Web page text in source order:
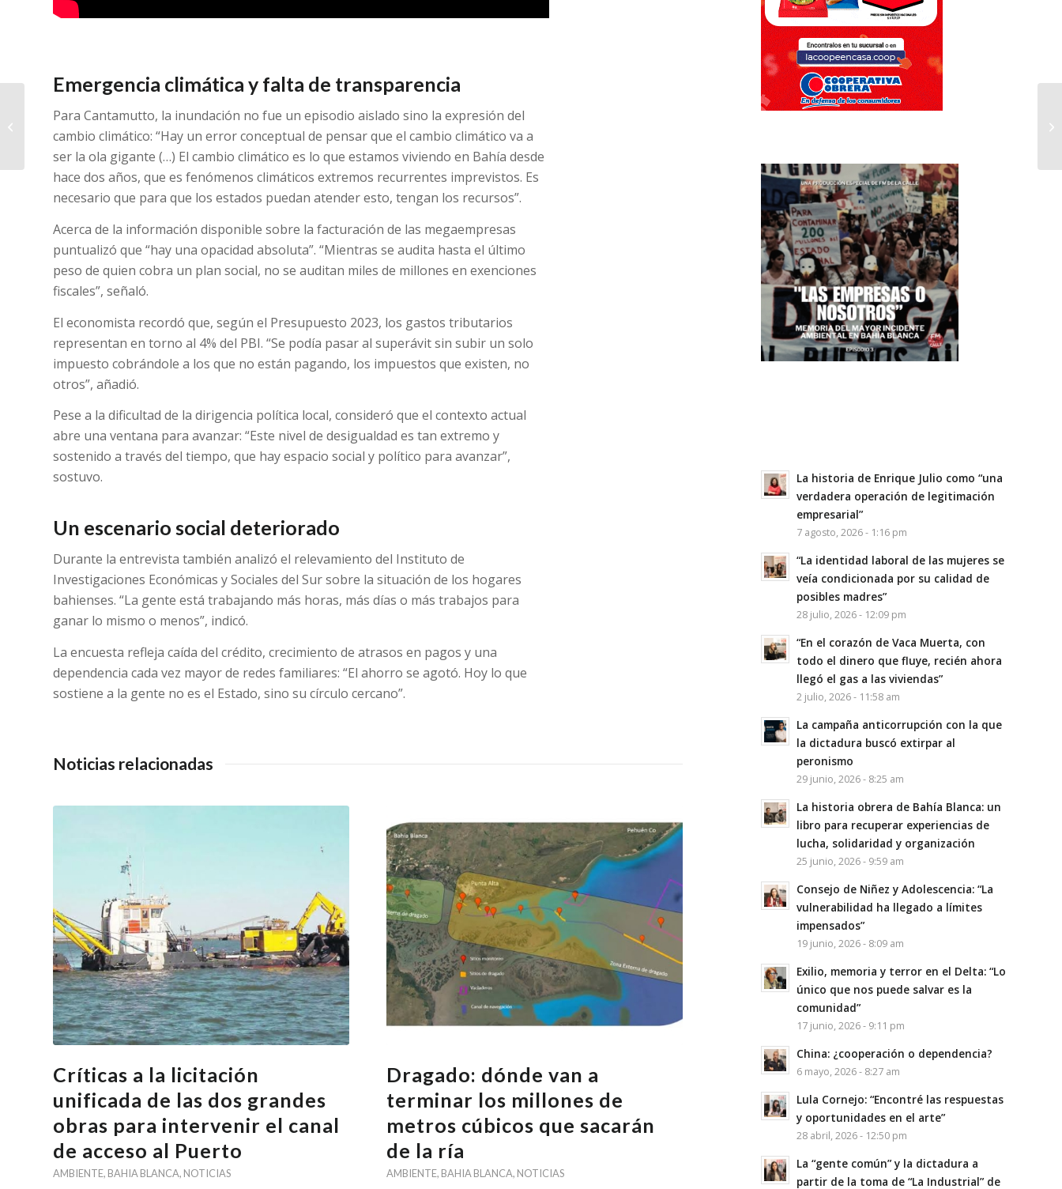
Emergencia climática y falta de transparencia
Para Cantamutto, la inundación no fue un episodio aislado sino la expresión del
cambio climático: “Hay un error conceptual de pensar que el cambio climático va a
ser la ola gigante (…) El cambio climático es lo que estamos viviendo en Bahía desde
hace dos años, que es fenómenos climáticos extremos recurrentes imprevistos. Es
necesario que para que los estados puedan atender esto, tengan los recursos”.
Acerca de la información disponible sobre la facturación de las megaempresas
puntualizó que “hay una opacidad absoluta”. “Mientras se audita hasta el último
peso de quien cobra un plan social, no se auditan miles de millones en exenciones
fiscales”, señaló.
El economista recordó que, según el Presupuesto 2023, los gastos tributarios
representan en torno al 4% del PBI. “Se podía pasar al superávit sin subir un solo
impuesto cobrándole a los que no están pagando, los impuestos que existen, no
otros”, añadió.
Pese a la dificultad de la dirigencia política local, consideró que el contexto actual
abre una ventana para avanzar: “Este nivel de desigualdad es tan extremo y
sostenido a través del tiempo, que hay espacio social y político para avanzar”,
sostuvo.
Un escenario social deteriorado
Durante la entrevista también analizó el relevamiento del Instituto de
Investigaciones Económicas y Sociales del Sur sobre la situación de los hogares
bahienses. “La gente está trabajando más horas, más días o más trabajos para
ganar lo mismo o menos”, indicó.
La encuesta refleja caída del crédito, crecimiento de atrasos en pagos y una
dependencia cada vez mayor de redes familiares: “El ahorro se agotó. Hoy lo que
sostiene a la gente no es el Estado, sino su círculo cercano”.
Noticias relacionadas
Críticas a la licitación
unificada de las dos grandes
obras para intervenir el canal
de acceso al Puerto
AMBIENTE, BAHIA BLANCA, NOTICIAS
Dragado: dónde van a
terminar los millones de
metros cúbicos que sacarán
de la ría
AMBIENTE, BAHIA BLANCA, NOTICIAS
La historia de Enrique Julio como “una
verdadera operación de legitimación
empresarial”
7 agosto, 2026 - 1:16 pm
“La identidad laboral de las mujeres se
veía condicionada por su calidad de
posibles madres”
28 julio, 2026 - 12:09 pm
“En el corazón de Vaca Muerta, con
todo el dinero que fluye, recién ahora
llegó el gas a las viviendas”
2 julio, 2026 - 11:58 am
La campaña anticorrupción con la que
la dictadura buscó extirpar al
peronismo
29 junio, 2026 - 8:25 am
La historia obrera de Bahía Blanca: un
libro para recuperar experiencias de
lucha, solidaridad y organización
25 junio, 2026 - 9:59 am
Consejo de Niñez y Adolescencia: “La
vulnerabilidad ha llegado a límites
impensados”
19 junio, 2026 - 8:09 am
Exilio, memoria y terror en el Delta: “Lo
único que nos puede salvar es la
comunidad”
17 junio, 2026 - 9:11 pm
China: ¿cooperación o dependencia?
6 mayo, 2026 - 8:27 am
Lula Cornejo: “Encontré las respuestas
y oportunidades en el arte”
28 abril, 2026 - 12:50 pm
La “gente común” y la dictadura a
partir de la toma de “La Industrial” de
El Híper de Aguado
de noviembre